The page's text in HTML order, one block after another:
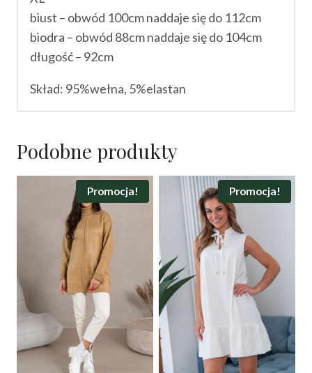
biust – obwód 100cm naddaje się do 112cm
biodra – obwód 88cm naddaje się do 104cm
długość – 92cm
Skład: 95%wełna, 5%elastan
Podobne produkty
Promocja! Promocja!